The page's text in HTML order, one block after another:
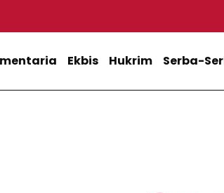
dan Keselamatan Warga Lebih Berharga
Perkuat Semangat Persatuan Jelang HUT
Dukung
Ekbis Hukrim Serba-